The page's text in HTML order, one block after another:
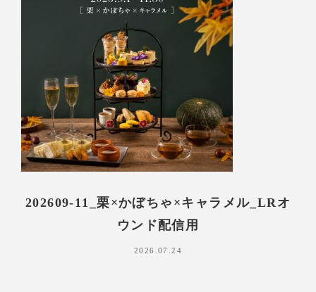
202609-11_栗×かぼちゃ×キャラメル_LRオ
ウンド配信用
2026.07.24